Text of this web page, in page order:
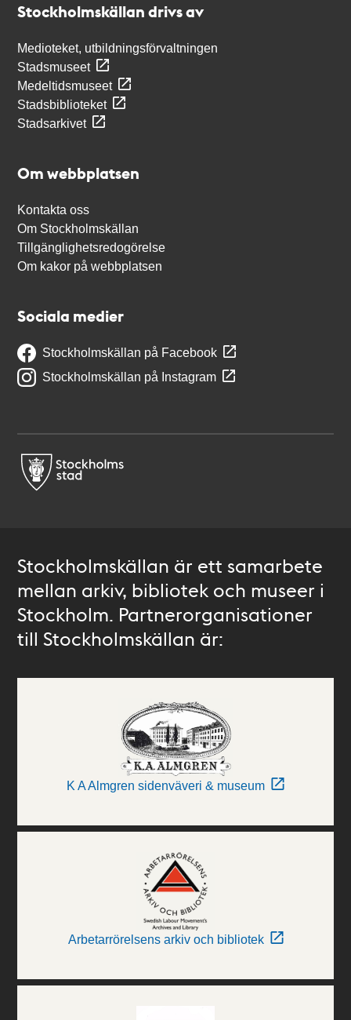
Stockholmskällan drivs av
Medioteket, utbildningsförvaltningen
Stadsmuseet
Medeltidsmuseet
Stadsbiblioteket
Stadsarkivet
Om webbplatsen
Kontakta oss
Om Stockholmskällan
Tillgänglighetsredogörelse
Om kakor på webbplatsen
Sociala medier
Stockholmskällan på Facebook
Stockholmskällan på Instagram
Stockholmskällan är ett samarbete
mellan arkiv, bibliotek och museer i
Stockholm. Partnerorganisationer
till Stockholmskällan är:
K A Almgren sidenväveri & museum
Arbetarrörelsens arkiv och bibliotek